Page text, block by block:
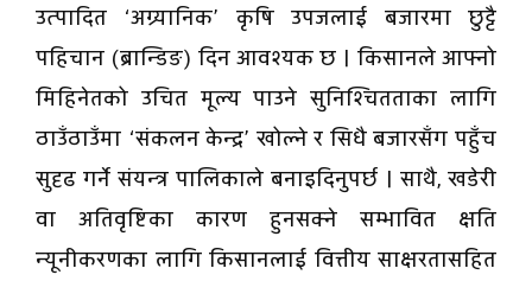
उत्पादित ‘अग्र्यानिक’ कृषि उपजलाई बजारमा छुट्टै
पहिचान (ब्रान्डिङ) दिन आवश्यक छ । किसानले आफ्नो
मिहिनेतको उचित मूल्य पाउने सुनिश्चितताका लागि
ठाउँठाउँमा ‘संकलन केन्द्र’ खोल्ने र सिधै बजारसँग पहुँच
सुदृढ गर्ने संयन्त्र पालिकाले बनाइदिनुपर्छ । साथै, खडेरी
वा अतिवृष्टिका कारण हुनसक्ने सम्भावित क्षति
न्यूनीकरणका लागि किसानलाई वित्तीय साक्षरतासहित